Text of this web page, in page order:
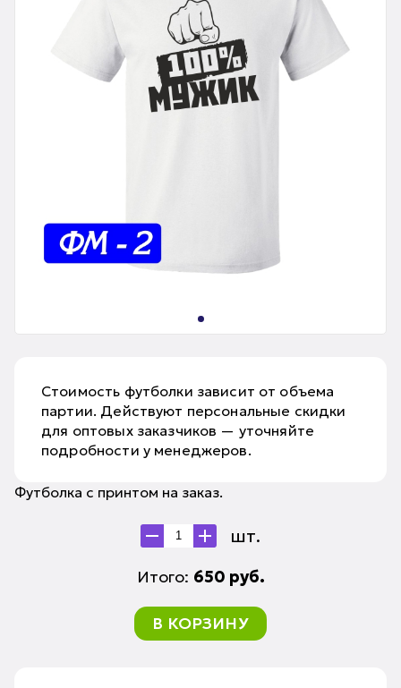
Стоимость футболки зависит от объема
партии. Действуют персональные скидки
для оптовых заказчиков — уточняйте
подробности у менеджеров.
Футболка с принтом на заказ.
шт.
Итого: 650 руб.
В КОРЗИНУ